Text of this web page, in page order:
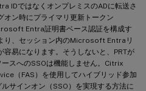
IDではなくオンプレミスのADに転送さ
オン時にプライマリ更新トークン
Entra証明書ベース認証を構成す
り、セッション内のMicrosoft Entraリ
容易になります。そうしないと、PRTが
スへのSSOは機能しません。Citrix
（FAS）を使用してハイブリッド参加
サインオン（SSO）を実現する方法に